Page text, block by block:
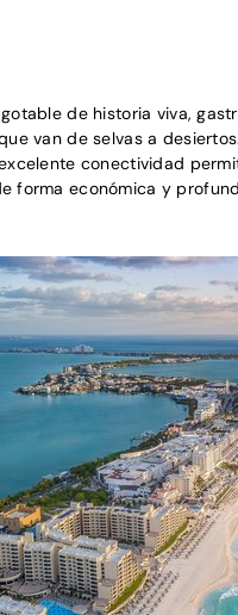
de historia viva,
van de selvas a
conectividad
forma económica y